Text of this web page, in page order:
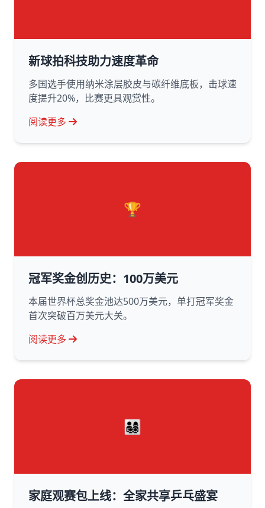
新球拍科技助力速度革命
多国选手使用纳米涂层胶皮与碳纤维底板，击球速
度提升20%，比赛更具观赏性。
阅读更多
🏆
冠军奖金创历史：100万美元
本届世界杯总奖金池达500万美元，单打冠军奖金
首次突破百万美元大关。
阅读更多
👨‍👩‍👧‍👦
家庭观赛包上线：全家共享乒乓盛宴